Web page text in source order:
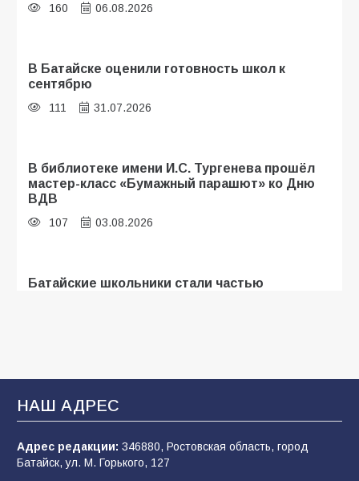
160 06.08.2026
В Батайске оценили готовность школ к
сентябрю
111 31.07.2026
В библиотеке имени И.С. Тургенева прошёл
мастер-класс «Бумажный парашют» ко Дню
ВДВ
107 03.08.2026
Батайские школьники стали частью
«Мобилизация или набор?» Что на самом
деле происходит в армии России в августе
2026 года
НАШ АДРЕС
Адрес редакции: 346880, Ростовская область, город
Батайск, ул. М. Горького, 127